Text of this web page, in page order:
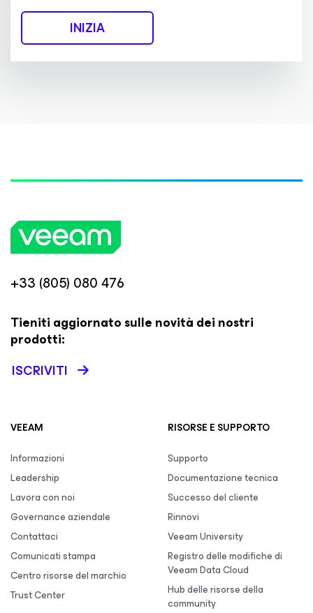
INIZIA
+33 (805) 080 476
Tieniti aggiornato sulle novità dei nostri
prodotti:
ISCRIVITI
VEEAM
Informazioni
Leadership
Lavora con noi
Governance aziendale
Contattaci
Comunicati stampa
Centro risorse del marchio
Trust Center
RISORSE E SUPPORTO
Supporto
Documentazione tecnica
Successo del cliente
Rinnovi
Veeam University
Registro delle modifiche di
Veeam Data Cloud
Hub delle risorse della
community